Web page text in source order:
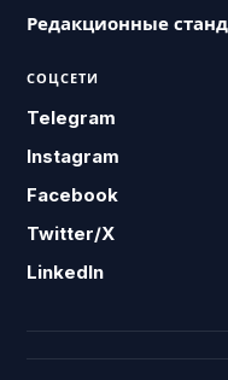
Редакционные
СОЦСЕТИ
Telegram
Instagram
Facebook
Twitter/X
LinkedIn